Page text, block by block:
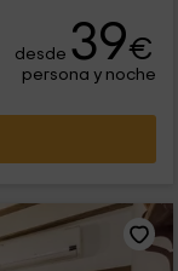
desde 39€
persona y noche